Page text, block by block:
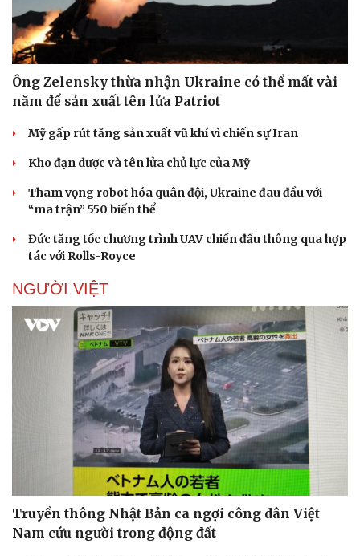
Ông Zelensky thừa nhận Ukraine có thể mất vài
năm để sản xuất tên lửa Patriot
Mỹ gấp rút tăng sản xuất vũ khí vì chiến sự Iran
Kho đạn dược và tên lửa chủ lực của Mỹ
Tham vọng robot hóa quân đội, Ukraine đau đầu với
“ma trận” 550 biến thể
Đức tăng tốc chương trình UAV chiến đấu thông qua hợp
tác với Rolls-Royce
NGƯỜI VIỆT
Truyền thông Nhật Bản ca ngợi công dân Việt
Nam cứu người trong động đất